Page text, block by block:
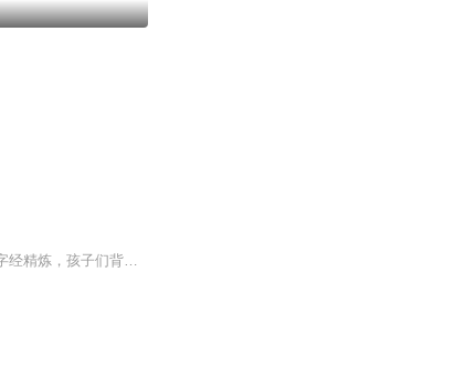
一直在给女儿找中国传统文化的根的传说故事，盘古开天地，女娲补天，都是孤立的小故事；三字经精炼，孩子们背的熟却不全理解；怎么能把中国的神传文化连着历史一起、像听故事一样的去了解呢？《诸神的踪迹》就是这样一本书，一拿起就有些放不下了。它如同一部镜头感十足的大片，生动、清晰地描绘出中国诸神的谱系，带着我们一步步发现华夏祖先的踪迹。只是一些动物、国家名称里的生僻字比较多，估计孩子读起来可能没那么顺利。开始想录播，让孩子听。这是第一次在喜马拉雅读一本书，刚开始读的时...